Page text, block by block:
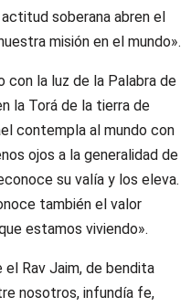
soberana abren el
misión en el mundo».
con la luz de la Palabra de
la Torá de la tierra de
contempla al mundo con
ojos a la generalidad de
su valía y los eleva.
también el valor
estamos viviendo».
el Rav Jaim, de bendita
nosotros, infundía fe,